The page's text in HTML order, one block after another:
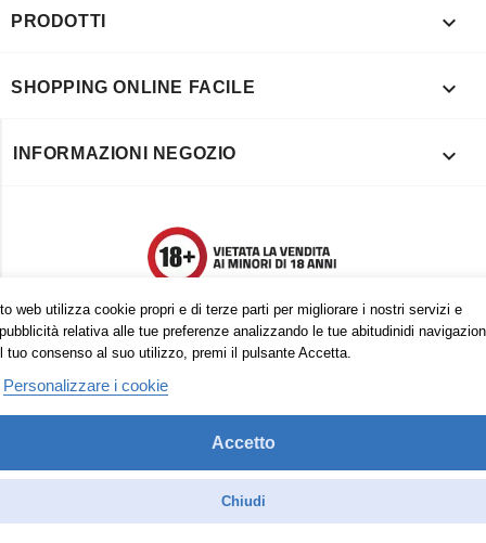
web utilizza cookie propri e di terze parti per migliorare i nostri servizi e
relativa alle tue preferenze analizzando le tue abitudinidi
tuo consenso al suo utilizzo, premi il pulsante Accetta.
Personalizzare i cookie
Accetto
Chiudi
PRODOTTI 
SHOPPING ONLINE FACILE 
INFORMAZIONI NEGOZIO 
Trovaci anche su: